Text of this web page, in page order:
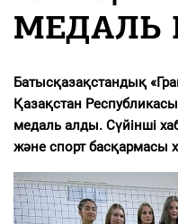
МЕДАЛЬ
Батысқазақстандық
Қазақстан
медаль алды. Сүйінші
және спорт басқармасы